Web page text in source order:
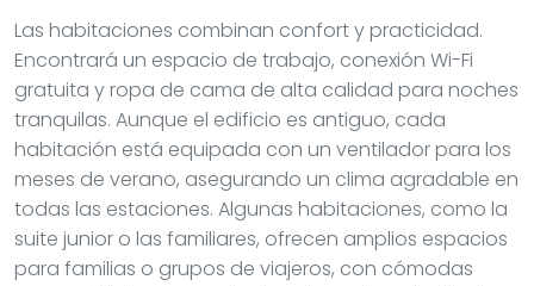
Las habitaciones combinan confort y practicidad.
Encontrará un espacio de trabajo, conexión Wi-Fi
gratuita y ropa de cama de alta calidad para noches
tranquilas. Aunque el edificio es antiguo, cada
habitación está equipada con un ventilador para los
meses de verano, asegurando un clima agradable en
todas las estaciones. Algunas habitaciones, como la
suite junior o las familiares, ofrecen amplios espacios
para familias o grupos de viajeros, con cómodas